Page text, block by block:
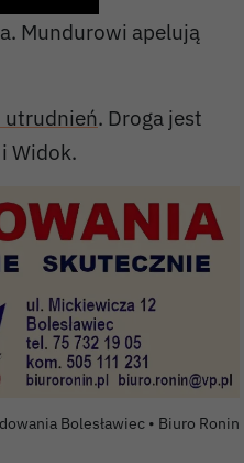
Mundurowi apelują
utrudnień. Droga jest
Widok.
Bolesławiec • Autor zdjęcia:
Biuro Ronin